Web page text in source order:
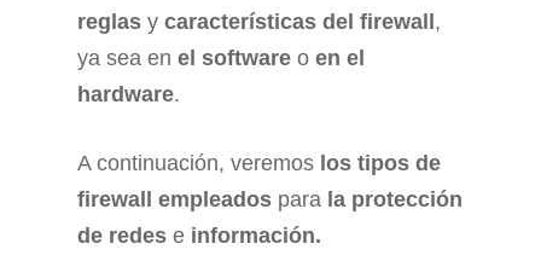
reglas y características del firewall ,
ya sea en el software o en el
hardware.
A continuación, veremos los tipos de
firewall empleados para la protección
de redes e información.